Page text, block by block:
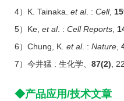
4）K. Tainaka. et al. : Cell,
5）Ke, et al. : Cell Reports,
6）Chung, K. et al. : Nature,
7）今井猛 : 生化学、 87(2),
◆产品应用/技术文章